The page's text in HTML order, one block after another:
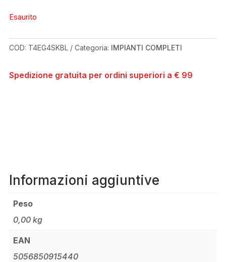
Esaurito
COD: T4EG4SKBL Categoria: IMPIANTI COMPLETI
Spedizione gratuita per ordini superiori a € 99
Informazioni aggiuntive
Peso
0,00 kg
EAN
5056850915440